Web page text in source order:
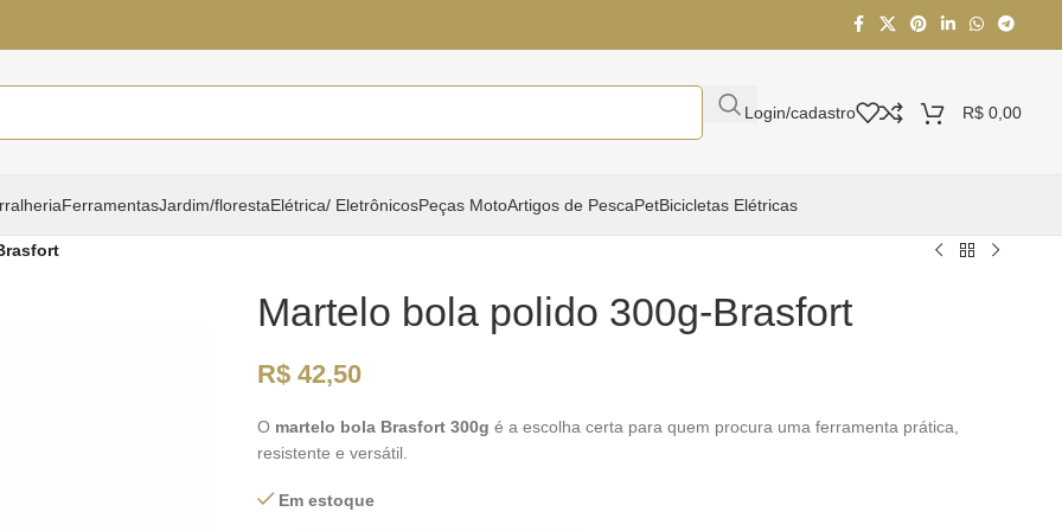
Login/cadastro R$ 0,00
FerramentasJardim/florestaElétrica/ EletrônicosPeças MotoArtigos de PescaPetBicicletas Elétricas
Martelo bola polido 300g-Brasfort
R$42,50
O martelo bola Brasfort 300g é a escolha certa para quem procura uma ferramenta prática,
resistente e versátil.
Em estoque